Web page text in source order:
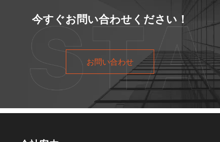
今すぐお問い合わせください！
お問い合わせ